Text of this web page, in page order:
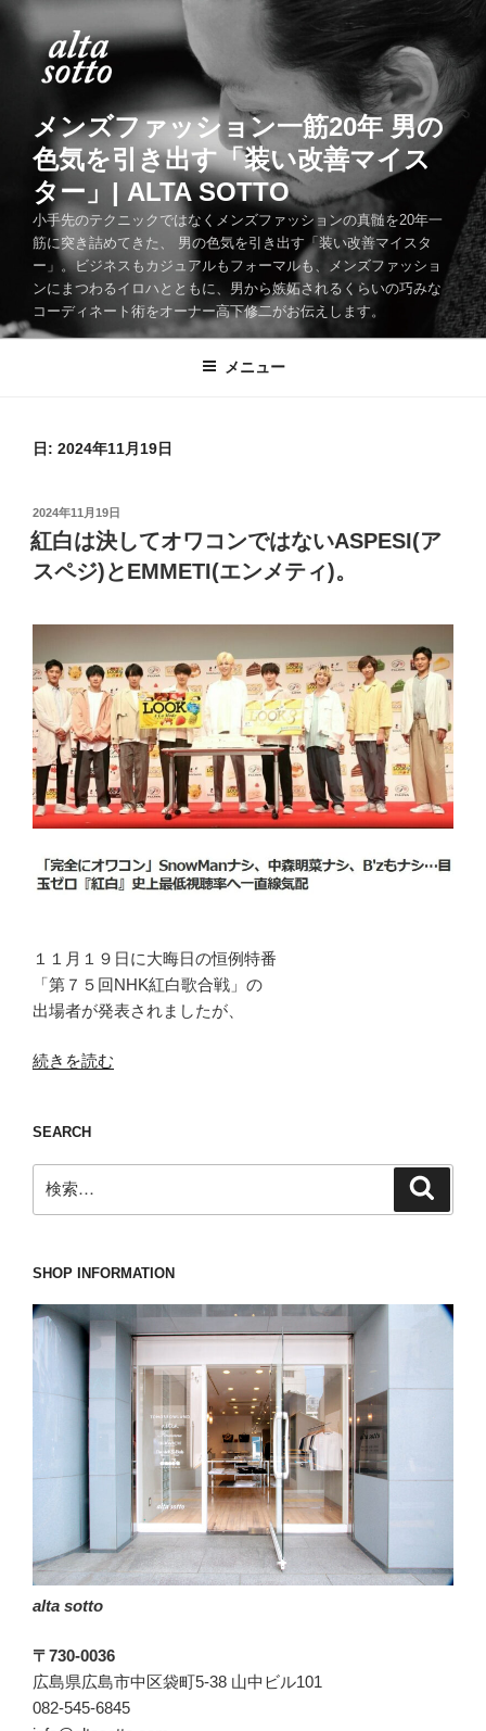
メンズファッション一筋20年 男の
色気を引き出す「装い改善マイス
ター」| ALTA SOTTO
小手先のテクニックではなくメンズファッションの真髄を20年一
筋に突き詰めてきた、 男の色気を引き出す「装い改善マイスタ
ー」。ビジネスもカジュアルもフォーマルも、メンズファッショ
ンにまつわるイロハとともに、男から嫉妬されるくらいの巧みな
コーディネート術をオーナー高下修二がお伝えします。
メニュー
日: 2024年11月19日
投
稿
日:
2024年11月19日
紅白は決してオワコンではないASPESI(ア
スペジ)とEMMETI(エンメティ)。
１１月１９日に大晦日の恒例特番
「第７５回NHK紅白歌合戦」の
出場者が発表されましたが、
“紅
決
し
て
オ
コ
で
な
い
ASPESI(ア
ペ
EMMETI(エ
ン
メ
ィ)。”
の
続きを読む
SEARCH
索:
SHOP INFORMATION
alta sotto
〒730-0036
広島県広島市中区袋町5-38 山中ビル101
082-545-6845